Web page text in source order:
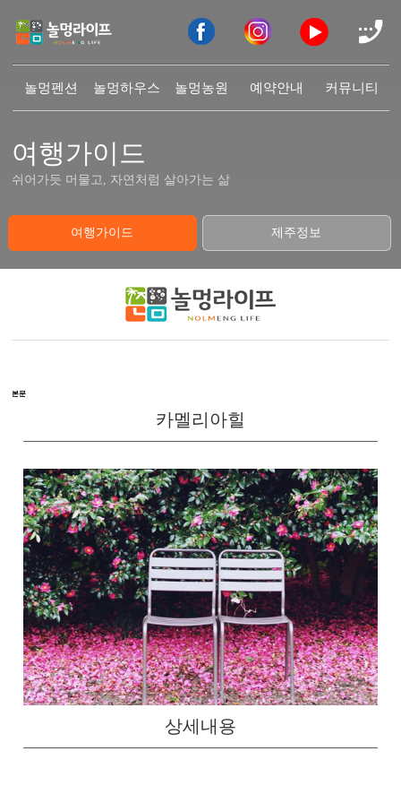
놀멍펜션 놀멍하우스 놀멍농원 예약안내 커뮤니티
여행가이드
쉬어가듯 머물고, 자연처럼 살아가는 삶
여행가이드 제주정보
본문
카멜리아힐
상세내용